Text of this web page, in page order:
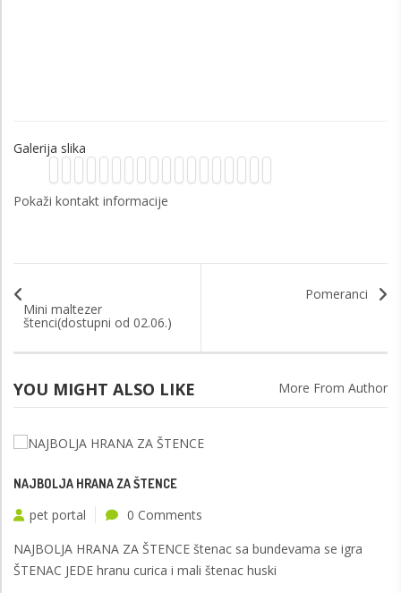
Galerija slika
Pokaži kontakt informacije
Mini maltezer
štenci(dostupni od 02.06.)
Pomeranci
YOU MIGHT ALSO LIKE More From Author
NAJBOLJA HRANA ZA ŠTENCE
pet portal
0 Comments
NAJBOLJA HRANA ZA ŠTENCE štenac sa bundevama se igra
ŠTENAC JEDE hranu curica i mali štenac huski